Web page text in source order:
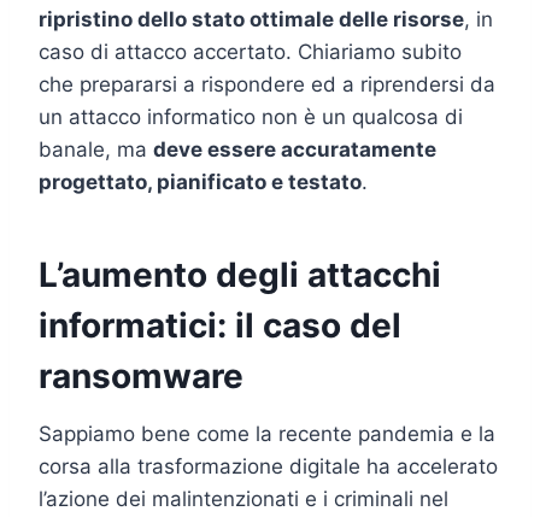
ripristino dello stato ottimale delle risorse, in
caso di attacco accertato. Chiariamo subito
che prepararsi a rispondere ed a riprendersi da
un attacco informatico non è un qualcosa di
banale, ma deve essere accuratamente
progettato, pianificato e testato.
L’aumento degli attacchi
informatici: il caso del
ransomware
Sappiamo bene come la recente pandemia e la
corsa alla trasformazione digitale ha accelerato
l’azione dei malintenzionati e i criminali nel